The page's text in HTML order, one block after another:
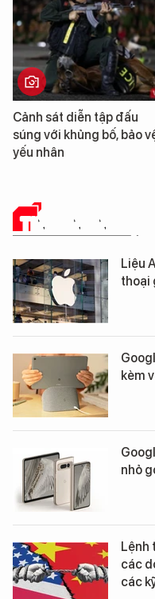
Trung Quốc phát hiện “mỏ
cao su tự nhiên” từ một
loài cỏ dại mọc trên đất
TIN CÔNG NGHỆ
Liệu
thoại
kèm
nhỏ
Lệnh
các
các